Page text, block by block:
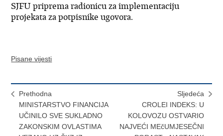
SJFU priprema radionicu za implementaciju
projekata za potpisnike ugovora.
Pisane vijesti
Prethodna
MINISTARSTVO FINANCIJA
UČINILO SVE SUKLADNO
ZAKONSKIM OVLASTIMA
Sljedeća
CROLEI INDEKS: U
KOLOVOZU OSTVARIO
NAJVEĆI MEčUMJESEČNI